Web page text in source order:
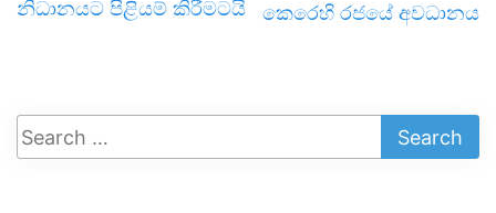
නිධානයට පිළියම් කිරීමටයි
කෙරෙහි රජයේ අවධානය